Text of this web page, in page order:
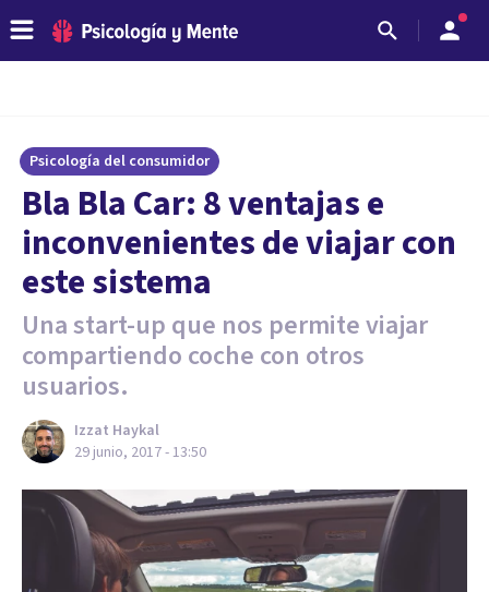
Psicología del consumidor
​Bla Bla Car: 8 ventajas e
inconvenientes de viajar con
este sistema
Una start-up que nos permite viajar
compartiendo coche con otros
usuarios.
Izzat Haykal
29 junio, 2017 - 13:50